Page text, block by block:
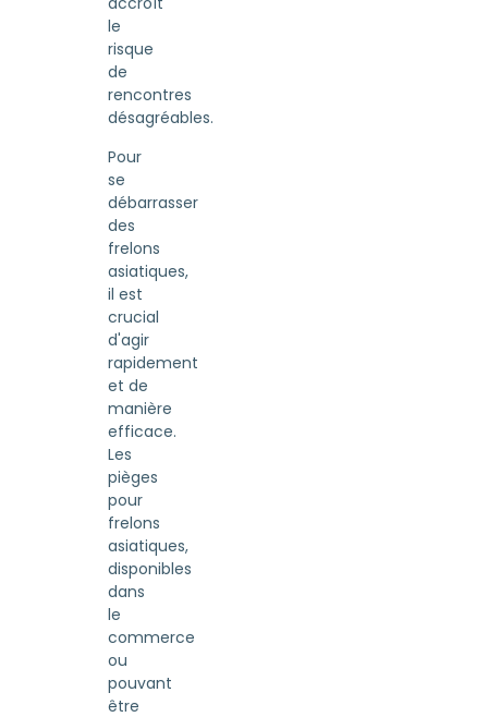
le
risque
de
rencontres
désagréables.
Pour
se
débarrasser
des
frelons
asiatiques,
il est
crucial
d'agir
rapidement
et de
manière
efficace.
Les
pièges
pour
frelons
asiatiques,
disponibles
dans
le
commerce
ou
pouvant
être